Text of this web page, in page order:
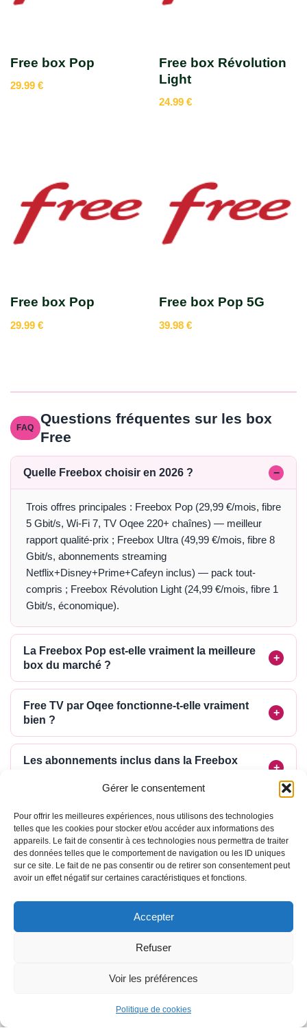
Gérer le consentement
Pour offrir les meilleures expériences, nous utilisons des technologies
telles que les cookies pour stocker et/ou accéder aux informations des
appareils. Le fait de consentir à ces technologies nous permettra de traiter
des données telles que le comportement de navigation ou les ID uniques
sur ce site. Le fait de ne pas consentir ou de retirer son consentement peut
avoir un effet négatif sur certaines caractéristiques et fonctions.
Accepter
Refuser
Voir les préférences
Politique de cookies
Free box Pop
29.99 €
Free box Révolution
Light
24.99€
Free box Pop
29.99 €
Free box Pop 5G
39.98€
Questions fréquentes sur les box
Free
Quelle Freebox choisir en 2026 ?
Trois offres principales : Freebox Pop (29,99 €/mois, fibre
5 Gbit/s, Wi-Fi 7, TV Oqee 220+ chaînes) — meilleur
rapport qualité-prix ; Freebox Ultra (49,99 €/mois, fibre 8
Gbit/s, abonnements streaming
Netflix+Disney+Prime+Cafeyn inclus) — pack tout-
compris ; Freebox Révolution Light (24,99 €/mois, fibre 1
Gbit/s, économique).
La Freebox Pop est-elle vraiment la meilleure
box du marché ?
Free TV par Oqee fonctionne-t-elle vraiment
bien ?
Les abonnements inclus dans la Freebox
Free est-il vraiment sans engagement ?